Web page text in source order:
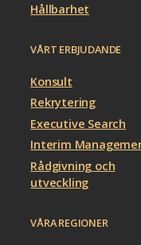
Hållbarhet
VÅRT ERBJUDANDE
Konsult
Rekrytering
Executive Search
Interim
Rådgivning och
utveckling
VÅRA REGIONER